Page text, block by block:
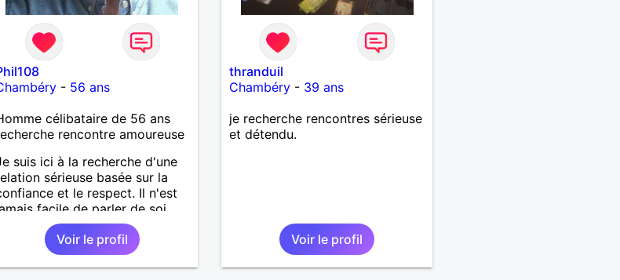
- 56 ans
célibataire de 56 ans
rencontre amoureuse
suis ici à la recherche d'une
sérieuse basée sur la
et le respect. Il n'est
facile de parler de soi
mais je sais au moins ce que je
veux. Je suis un homme très
passionné et romantique qui
jamais de prendre la vie
Voir le profil
thranduil
Chambéry - 39 ans
je recherche rencontres sérieuse
et détendu.
Voir le profil